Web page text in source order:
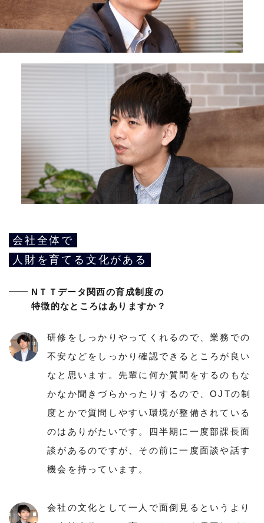
会社全体で
人財を育てる文化がある
NＴＴデータ関西の育成制度の
特徴的なところはありますか？
研修をしっかりやってくれるので、業務での
不安などをしっかり確認できるところが良い
なと思います。先輩に何か質問をするのもな
かなか聞きづらかったりするので、OJTの制
度とかで質問しやすい環境が整備されている
のはありがたいです。四半期に一度部課長面
談があるのですが、その前に一度面談や話す
機会を持っています。
会社の文化として一人で面倒見るというより